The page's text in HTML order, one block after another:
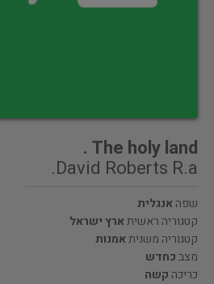
The holy land .
David Roberts R.a.
שפהאנגלית
קטגוריה ראשיתארץ ישראל
קטגוריה משניתאמנות
מצבכחדש
כריכה קשה